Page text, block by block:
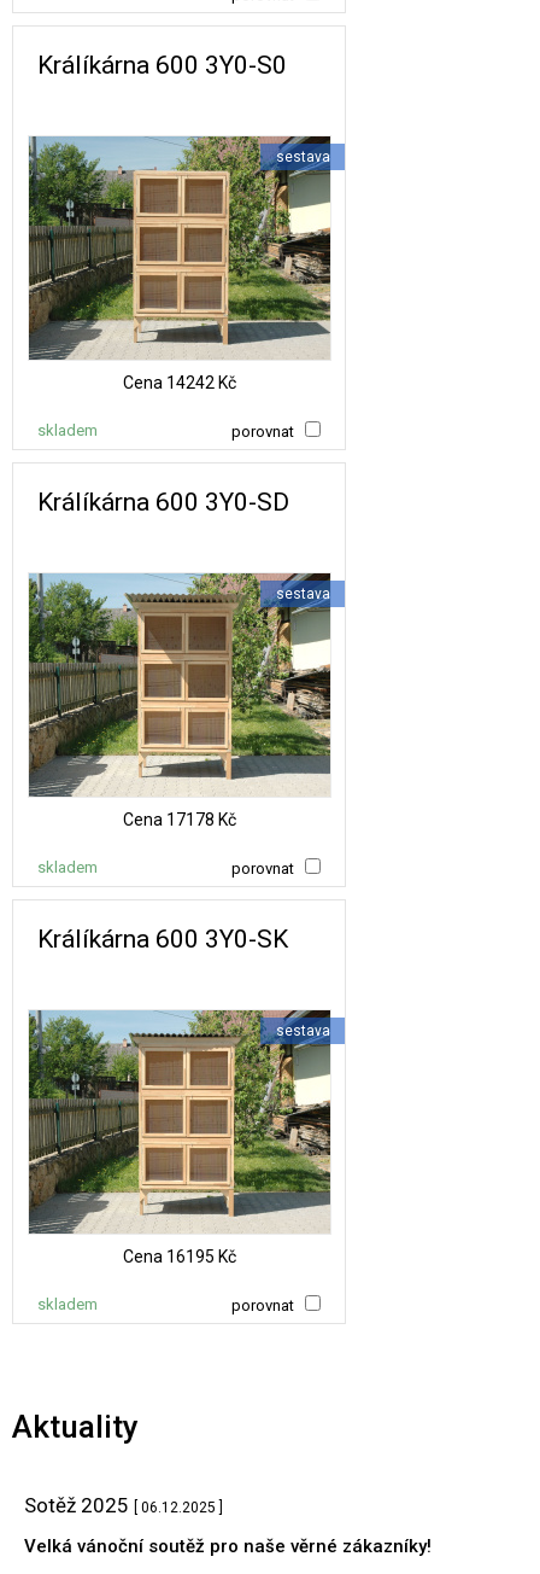
Králíkárna 600 3Y0-S0
sestava
Cena 14242 Kč
porovnat
skladem
Králíkárna 600 3Y0-SD
sestava
Cena 17178 Kč
porovnat
skladem
Králíkárna 600 3Y0-SK
sestava
Cena 16195 Kč
porovnat
skladem
Aktuality
Sotěž 2025 [ 06.12.2025 ]
Velká vánoční soutěž pro naše věrné zákazníky!